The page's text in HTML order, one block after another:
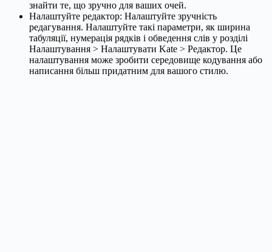
знайти те, що зручно для ваших очей.
Налаштуйте редактор: Налаштуйте зручність
редагування. Налаштуйте такі параметри, як ширина
табуляції, нумерація рядків і обведення слів у розділі
Налаштування > Налаштувати Kate > Редактор. Це
налаштування може зробити середовище кодування або
написання більш придатним для вашого стилю.